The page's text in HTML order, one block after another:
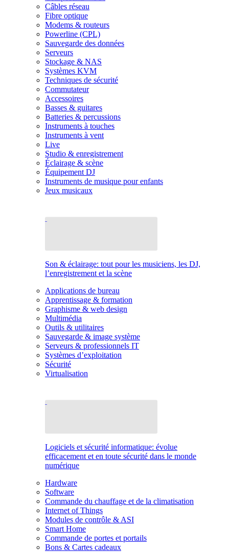
Câbles réseau
Fibre optique
Modems & routeurs
Powerline (CPL)
Sauvegarde des données
Serveurs
Stockage & NAS
Systèmes KVM
Techniques de sécurité
Commutateur
Accessoires
Basses & guitares
Batteries & percussions
Instruments à touches
Instruments à vent
Live
Studio & enregistrement
Éclairage & scène
Équipement DJ
Instruments de musique pour enfants
Jeux musicaux
Son & éclairage: tout pour les musiciens, les DJ,
l’enregistrement et la scène
Applications de bureau
Apprentissage & formation
Graphisme & web design
Multimédia
Outils & utilitaires
Sauvegarde & image système
Serveurs & professionnels IT
Systèmes d’exploitation
Sécurité
Virtualisation
Logiciels et sécurité informatique: évolue
efficacement et en toute sécurité dans le monde
numérique
Hardware
Software
Commande du chauffage et de la climatisation
Internet of Things
Modules de contrôle & ASI
Smart Home
Commande de portes et portails
Bons & Cartes cadeaux